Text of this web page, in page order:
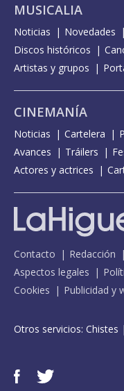
MUSICALIA
Noticias Novedades
Discos históricos
Artistas y grupos
CINEMANÍA
Noticias Cartelera
Avances
Tráilers
Actores y actrices
Contacto Redacción
Aspectos legales
Cookies
Publicidad y
Otros servicios: Chistes |